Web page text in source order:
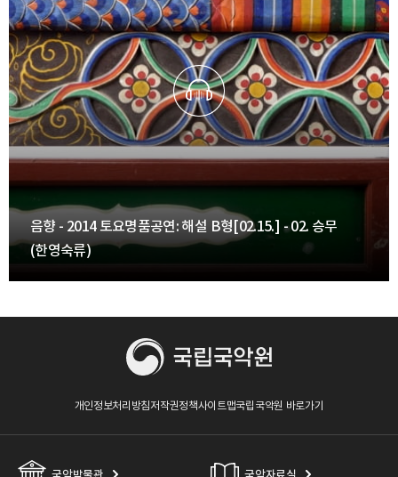
음향 - 2014 토요명품공연: 해설 B형[02.15.] - 02. 승무
(한영숙류)
개인정보처리방침저작권정책사이트맵국립국악원 바로가기